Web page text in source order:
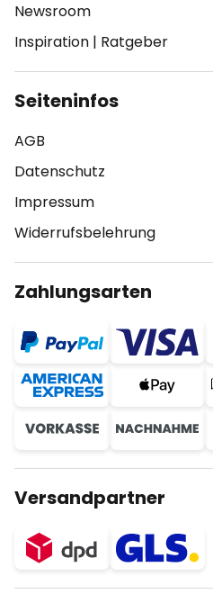
Newsroom
Inspiration | Ratgeber
Seiteninfos
AGB
Datenschutz
Impressum
Widerrufsbelehrung
Zahlungsarten
Versandpartner